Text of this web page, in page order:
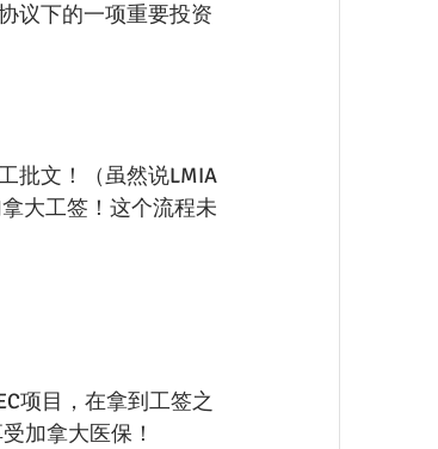
议下的一项重要投资
批文！（虽然说LMIA
大工签！这个流程未
项目，在拿到工签之
加拿大医保！